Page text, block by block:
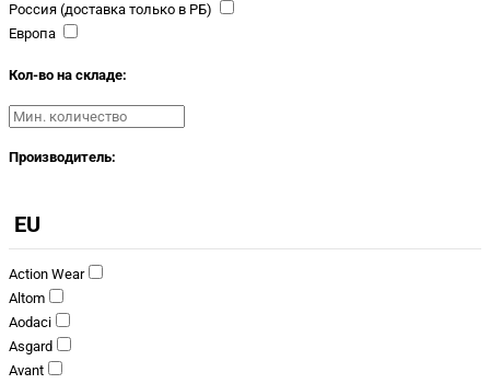
Россия (доставка только в РБ)
Европа
Кол-во на складе:
Производитель:
EU
Action Wear
Altom
Aodaci
Asgard
Avant